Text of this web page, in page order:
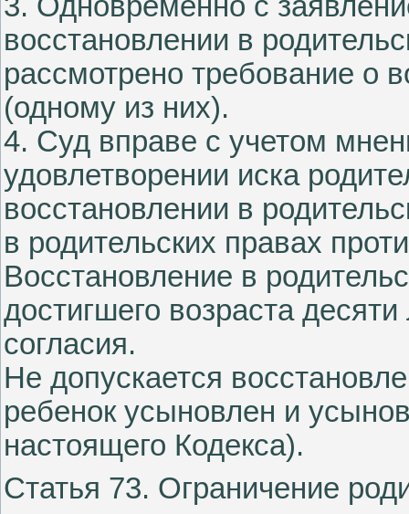
восстановлении в
рассмотрено требование о
(одному из них).
4. Суд вправе с учетом
удовлетворении иска
восстановлении в
в родительских правах
Восстановление в
достигшего возраста
согласия.
Не допускается
ребенок усыновлен и
настоящего Кодекса).
Статья 73. Ограничение